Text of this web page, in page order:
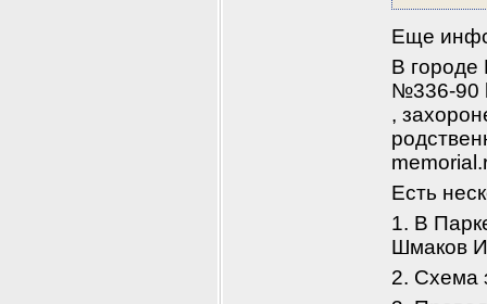
Еще
В городе
№336-90
,
Есть
1. В
Шмаков
2. Схема